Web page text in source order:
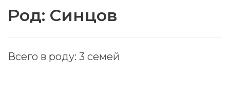
Род: Синцов
Всего в роду: 3 семей